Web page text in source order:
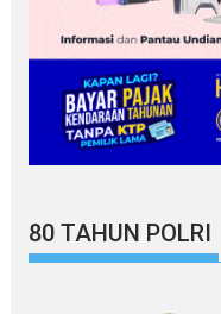
80 TAHUN POLRI